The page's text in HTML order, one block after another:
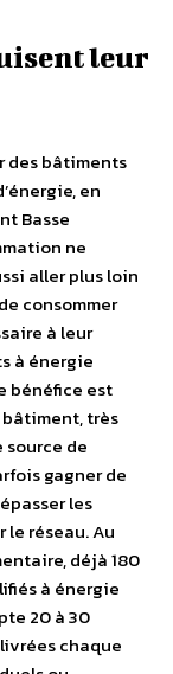
leur
des bâtiments
en
Basse
ne
aller plus loin
consommer
à leur
à énergie
bénéfice est
bâtiment, très
de
gagner de
les
réseau. Au
déjà 180
à énergie
20 à 30
chaque